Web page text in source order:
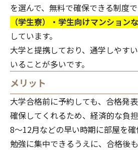
を選んで、無料で確保できる制度で
（学生寮）・学生向けマンション
しています。
大学と提携しており、通学しやす
いることが多いです。
メリット
大学合格前に予約しても、合格発
確保してくれるため、経済的な負担
8～12月などの早い時期に部屋を
勉強に集中できるうえに、合格後